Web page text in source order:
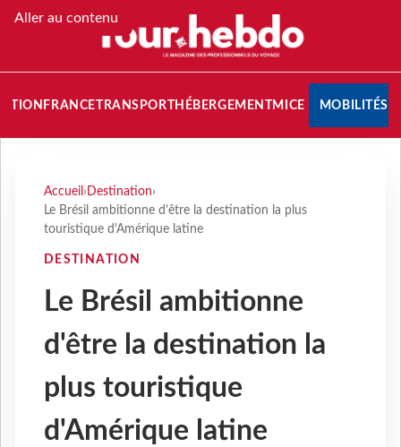
Aller au contenu
FRANCETRANSPORT HÉBERGEMENTMICE MOBILITÉS
Accueil › Destination›
Le Brésil ambitionne d'être la destination la plus
touristique d'Amérique latine
DESTINATION
Le Brésil ambitionne
d'être la destination la
plus touristique
d'Amérique latine